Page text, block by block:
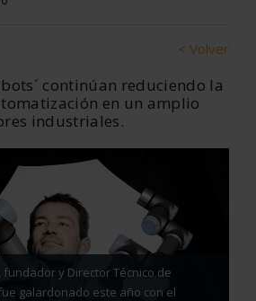
< Volver
continúan reduciendo la
en un amplio
industriales.
y Director Técnico de
galardonado este año con el